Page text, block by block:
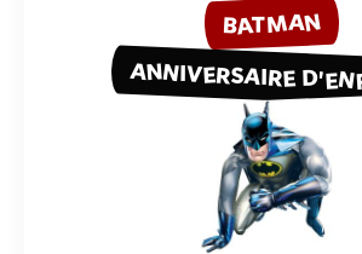
BATMAN
ANNIVERSAIRE